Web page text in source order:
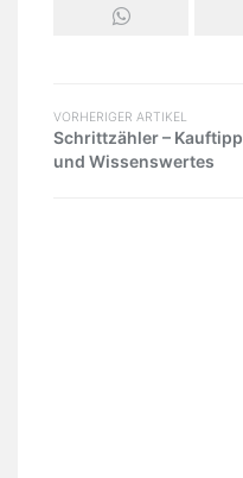
VORHERIGER ARTIKEL
Schrittzähler –
und Wissenswertes